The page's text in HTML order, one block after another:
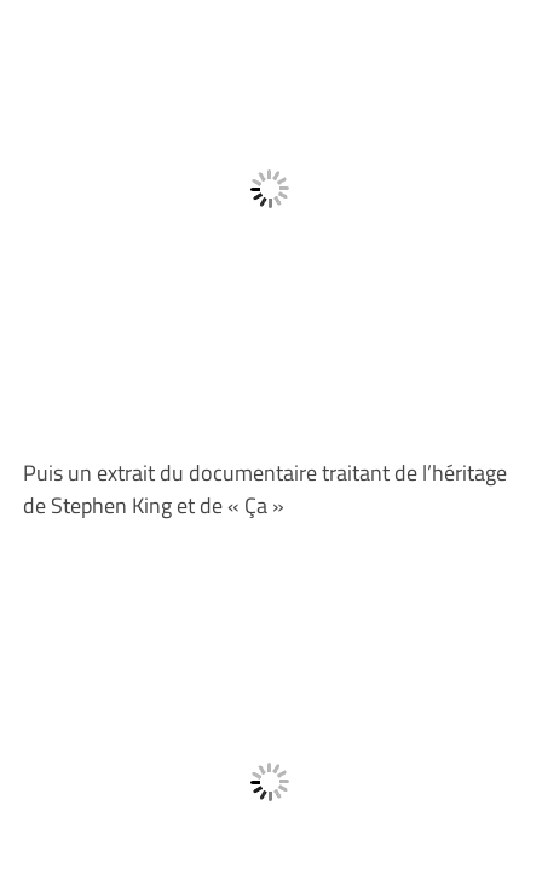
Puis un extrait du documentaire traitant de l’héritage
de Stephen King et de « Ça »